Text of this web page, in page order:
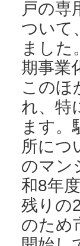
戸の専
ついて
ました
期事業
このほ
れ、特
ます。
所につ
のマン
和8年
残りの
のため